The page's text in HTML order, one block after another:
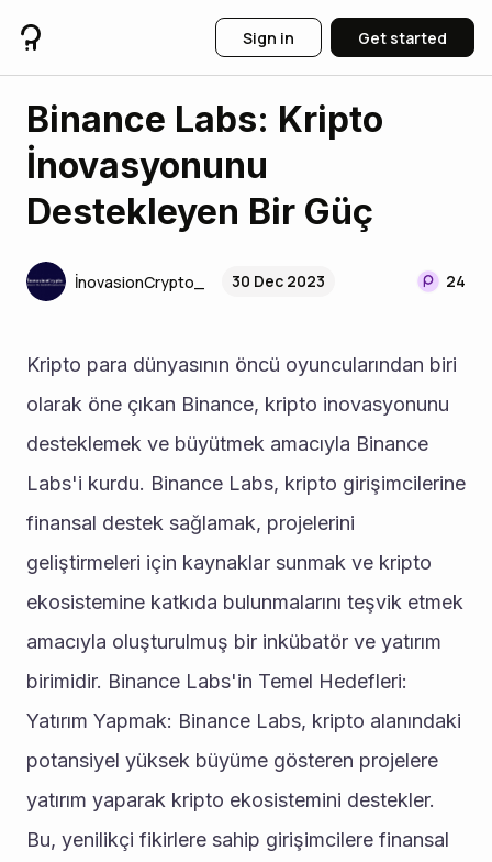
Sign in Get started
Binance Labs: Kripto
İnovasyonunu
Destekleyen Bir Güç
İnovasionCrypto_ 30 Dec 2023 24
Kripto para dünyasının öncü oyuncularından biri
olarak öne çıkan Binance, kripto inovasyonunu
desteklemek ve büyütmek amacıyla Binance
Labs'i kurdu. Binance Labs, kripto girişimcilerine
finansal destek sağlamak, projelerini
geliştirmeleri için kaynaklar sunmak ve kripto
ekosistemine katkıda bulunmalarını teşvik etmek
amacıyla oluşturulmuş bir inkübatör ve yatırım
birimidir. Binance Labs'in Temel Hedefleri:
Yatırım Yapmak: Binance Labs, kripto alanındaki
potansiyel yüksek büyüme gösteren projelere
yatırım yaparak kripto ekosistemini destekler.
Bu, yenilikçi fikirlere sahip girişimcilere finansal